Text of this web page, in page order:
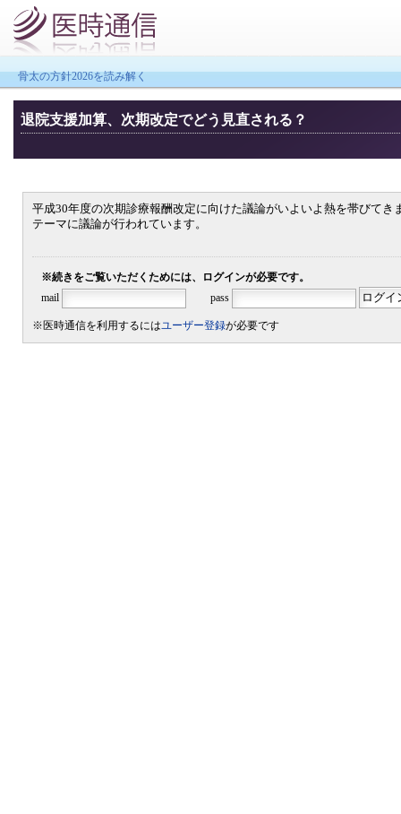
骨太の方針2026を読み解く
退院支援加算、次期改定でどう見直される？
平成30年度の次期診療報酬改定に向けた議論がいよいよ熱を帯びてき
テーマに議論が行われています。
※続きをご覧いただくためには、ログインが必要です。
mail
pass
※医時通信を利用するには ユーザー登録が必要です